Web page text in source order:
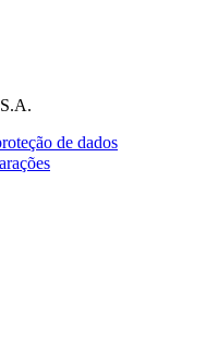
de dados